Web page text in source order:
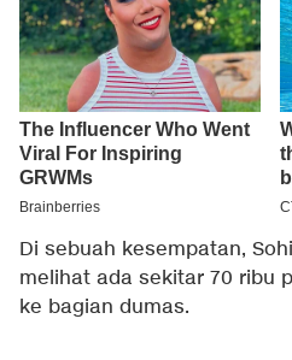
Di sebuah kesempatan,
melihat ada sekitar 70 ribu
ke bagian dumas.